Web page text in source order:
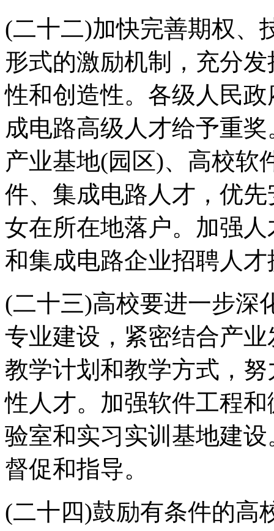
(二十二)加快完善期权、
形式的激励机制，充分
性和创造性。各级人民
成电路高级人才给予重
产业基地(园区)、高校软
件、集成电路人才，优
女在所在地落户。加强
和集成电路企业招聘人
(二十三)高校要进一步深
专业建设，紧密结合产
教学计划和教学方式，
性人才。加强软件工程
验室和实习实训基地建
督促和指导。
(二十四)鼓励有条件的高